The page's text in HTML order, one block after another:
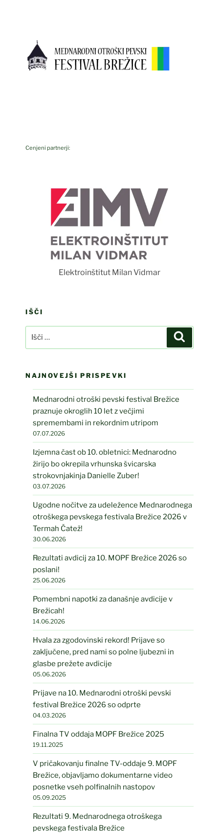
Cenjeni partnerji:
Elektroinštitut Milan Vidmar
IŠČI
NAJNOVEJŠI PRISPEVKI
Mednarodni otroški pevski festival Brežice
praznuje okroglih 10 let z večjimi
spremembami in rekordnim utripom
07.07.2026
Izjemna čast ob 10. obletnici: Mednarodno
žirijo bo okrepila vrhunska švicarska
strokovnjakinja Danielle Zuber!
03.07.2026
Ugodne nočitve za udeležence Mednarodnega
otroškega pevskega festivala Brežice 2026 v
Termah Čatež!
30.06.2026
Rezultati avdicij za 10. MOPF Brežice 2026 so
poslani!
25.06.2026
Pomembni napotki za današnje avdicije v
Brežicah!
14.06.2026
Hvala za zgodovinski rekord! Prijave so
zaključene, pred nami so polne ljubezni in
glasbe prežete avdicije
05.06.2026
Prijave na 10. Mednarodni otroški pevski
festival Brežice 2026 so odprte
04.03.2026
Finalna TV oddaja MOPF Brežice 2025
19.11.2025
V pričakovanju finalne TV-oddaje 9. MOPF
Brežice, objavljamo dokumentarne video
posnetke vseh polfinalnih nastopov
05.09.2025
Rezultati 9. Mednarodnega otroškega
pevskega festivala Brežice